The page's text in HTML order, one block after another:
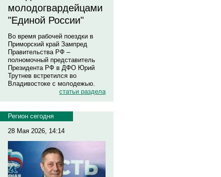
молодогвардейцами
"Единой России"
Во время рабочей поездки в
Приморский край Зампред
Правительства РФ –
полномочный представитель
Президента РФ в ДФО Юрий
Трутнев встретился во
Владивостоке с молодежью.
статьи раздела
Регион сегодня
28 Мая 2026, 14:14